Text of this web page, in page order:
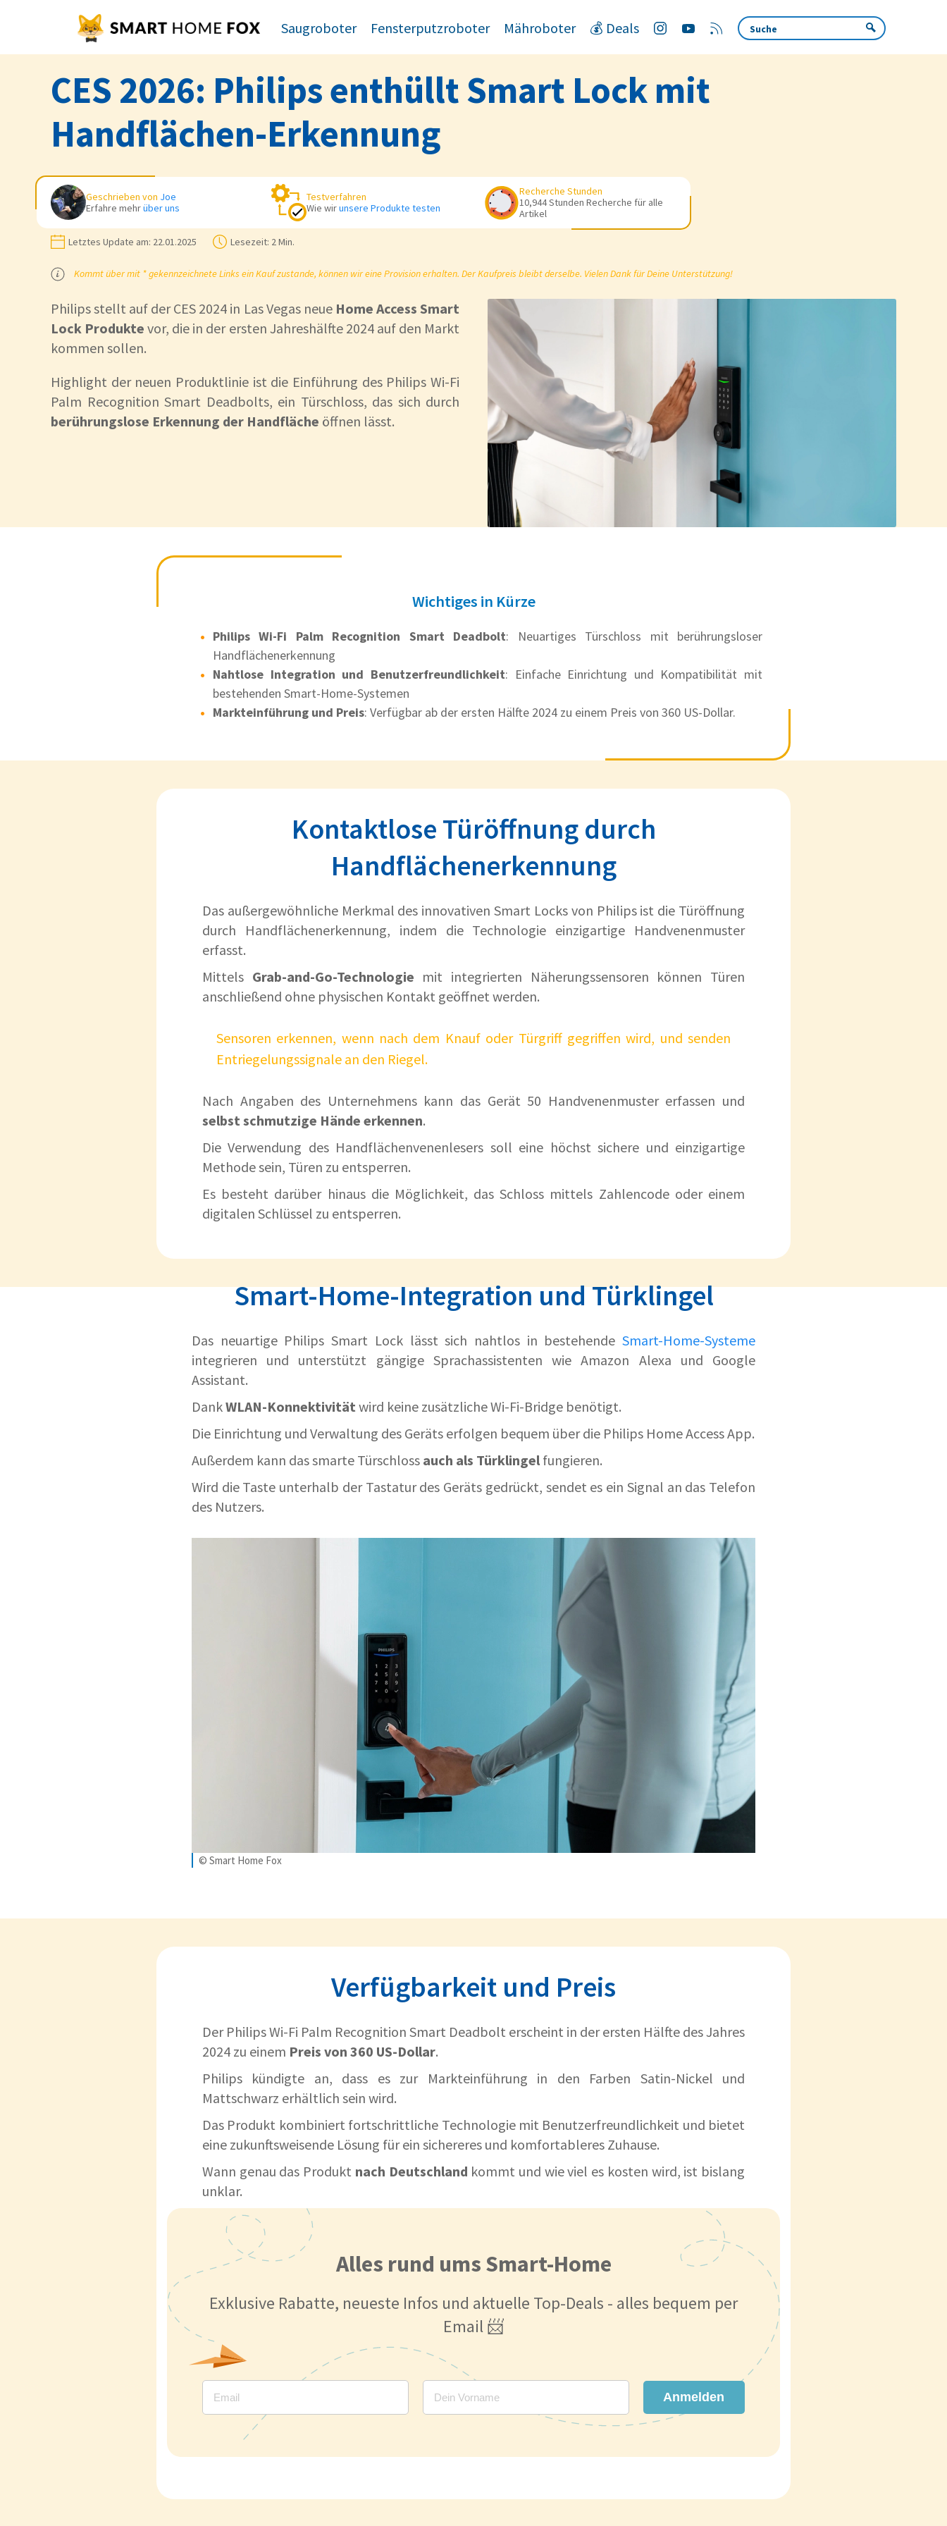
Saugroboter Fensterputzroboter Mähroboter 💰 Deals
CES 2026: Philips enthüllt Smart Lock mit
Handflächen-Erkennung
Geschrieben von Joe
Erfahre mehrüber uns
Testverfahren
Wie wirunsere Produkte testen
Recherche Stunden
10,944 Stunden Recherche für alle
Artikel
Letztes Update am: 22.01.2025 Lesezeit: 2 Min.
Kommt über mit * gekennzeichnete Links ein Kauf zustande, können wir eine Provision erhalten. Der Kaufpreis bleibt derselbe. Vielen Dank für Deine Unterstützung!
Philips stellt auf der CES 2024 in Las Vegas neue Home Access Smart
Lock Produkte vor, die in der ersten Jahreshälfte 2024 auf den Markt
kommen sollen.
Highlight der neuen Produktlinie ist die Einführung des Philips Wi-Fi
Palm Recognition Smart Deadbolts, ein Türschloss, das sich durch
berührungslose Erkennung der Handfläche öffnen lässt.
Wichtiges in Kürze
Philips Wi-Fi Palm Recognition Smart Deadbolt: Neuartiges Türschloss mit berührungsloser
Handflächenerkennung
Nahtlose Integration und Benutzerfreundlichkeit: Einfache Einrichtung und Kompatibilität mit
bestehenden Smart-Home-Systemen
Markteinführung und Preis: Verfügbar ab der ersten Hälfte 2024 zu einem Preis von 360 US-Dollar.
Kontaktlose Türöffnung durch
Handflächenerkennung
Das außergewöhnliche Merkmal des innovativen Smart Locks von Philips ist die Türöffnung
durch Handflächenerkennung, indem die Technologie einzigartige Handvenenmuster
erfasst.
Mittels Grab-and-Go-Technologie mit integrierten Näherungssensoren können Türen
anschließend ohne physischen Kontakt geöffnet werden.
Sensoren erkennen, wenn nach dem Knauf oder Türgriff gegriffen wird, und senden
Entriegelungssignale an den Riegel.
Nach Angaben des Unternehmens kann das Gerät 50 Handvenenmuster erfassen und
selbst schmutzige Hände erkennen.
Die Verwendung des Handflächenvenenlesers soll eine höchst sichere und einzigartige
Methode sein, Türen zu entsperren.
Es besteht darüber hinaus die Möglichkeit, das Schloss mittels Zahlencode oder einem
digitalen Schlüssel zu entsperren.
Smart-Home-Integration und Türklingel
Das neuartige Philips Smart Lock lässt sich nahtlos in bestehende Smart-Home-Systeme
integrieren und unterstützt gängige Sprachassistenten wie Amazon Alexa und Google
Assistant.
DankWLAN-Konnektivität wird keine zusätzliche Wi-Fi-Bridge benötigt.
Die Einrichtung und Verwaltung des Geräts erfolgen bequem über die Philips Home Access App.
Außerdem kann das smarte Türschloss auch als Türklingel fungieren.
Wird die Taste unterhalb der Tastatur des Geräts gedrückt, sendet es ein Signal an das Telefon
des Nutzers.
© Smart Home Fox
Verfügbarkeit und Preis
Der Philips Wi-Fi Palm Recognition Smart Deadbolt erscheint in der ersten Hälfte des Jahres
2024 zu einem Preis von 360 US-Dollar.
Philips kündigte an, dass es zur Markteinführung in den Farben Satin-Nickel und
Mattschwarz erhältlich sein wird.
Das Produkt kombiniert fortschrittliche Technologie mit Benutzerfreundlichkeit und bietet
eine zukunftsweisende Lösung für ein sichereres und komfortableres Zuhause.
Wann genau das Produkt nach Deutschland kommt und wie viel es kosten wird, ist bislang
unklar.
Alles rund ums Smart-Home
Exklusive Rabatte, neueste Infos und aktuelle Top-Deals - alles bequem per
Email 📨
Anmelden